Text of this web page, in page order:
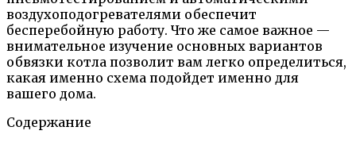
воздухоподогревателями обеспечит
бесперебойную работу. Что же самое важное —
внимательное изучение основных вариантов
обвязки котла позволит вам легко определиться,
какая именно схема подойдет именно для
вашего дома.
Содержание